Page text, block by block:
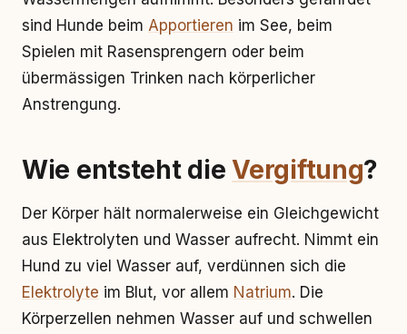
sind Hunde beim Apportieren im See, beim
Spielen mit Rasensprengern oder beim
übermässigen Trinken nach körperlicher
Anstrengung.
Wie entsteht dieVergiftung?
Der Körper hält normalerweise ein Gleichgewicht
aus Elektrolyten und Wasser aufrecht. Nimmt ein
Hund zu viel Wasser auf, verdünnen sich die
Elektrolyte im Blut, vor allem Natrium. Die
Körperzellen nehmen Wasser auf und schwellen